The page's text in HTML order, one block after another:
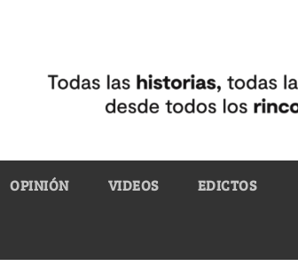
OPINIÓN VIDEOS EDICTOS